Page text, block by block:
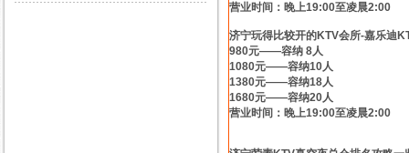
营业时间：晚上19:00至凌晨2:00
济宁玩得比较开的KTV会所-嘉乐迪
980元——容纳 8人
1080元——容纳10人
1380元——容纳18人
1680元——容纳20人
营业时间：晚上19:00至凌晨2:00